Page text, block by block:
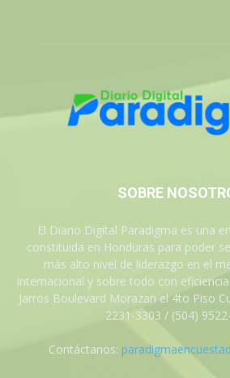
SOBRE
El Diario Digital Paradigma es una
constituida en Honduras para poder
más alto nivel de liderazgo en el
internacional y sobre todo con
Jarros Boulevard Morazan el 4to Piso
2231-3303 / (504)
Contáctanos: